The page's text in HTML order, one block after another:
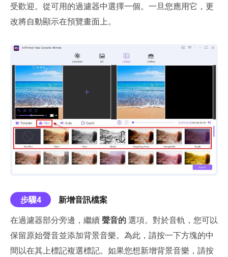
受歡迎。從可用的過濾器中選擇一個。一旦您應用它，更
改將自動顯示在預覽畫面上。
步驟4
新增音訊檔案
在過濾器部分旁邊，繼續聲音的選項。對於音軌，您可以
保留原始聲音並添加背景音樂。為此，請按一下方塊的中
間以在其上標記複選標記。如果您想新增背景音樂，請按